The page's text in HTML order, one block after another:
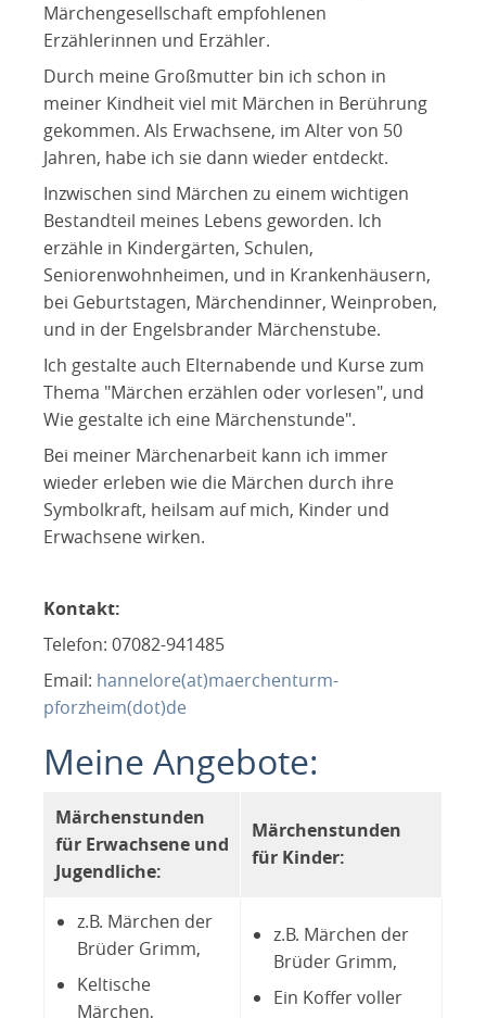
Märchengesellschaft empfohlenen
Erzählerinnen und Erzähler.
Durch meine Großmutter bin ich schon in
meiner Kindheit viel mit Märchen in Berührung
gekommen. Als Erwachsene, im Alter von 50
Jahren, habe ich sie dann wieder entdeckt.
Inzwischen sind Märchen zu einem wichtigen
Bestandteil meines Lebens geworden. Ich
erzähle in Kindergärten, Schulen,
Seniorenwohnheimen, und in Krankenhäusern,
bei Geburtstagen, Märchendinner, Weinproben,
und in der Engelsbrander Märchenstube.
Ich gestalte auch Elternabende und Kurse zum
Thema "Märchen erzählen oder vorlesen", und
Wie gestalte ich eine Märchenstunde".
Bei meiner Märchenarbeit kann ich immer
wieder erleben wie die Märchen durch ihre
Symbolkraft, heilsam auf mich, Kinder und
Erwachsene wirken.
Kontakt:
Telefon: 07082-941485
Email: hannelore(at)maerchenturm-
pforzheim(dot)de
Meine Angebote:
Märchenstunden
für Erwachsene und
Jugendliche:
Märchenstunden
für Kinder:
z.B. Märchen der
Brüder Grimm,
Keltische
Märchen,
z.B. Märchen der
Brüder Grimm,
Ein Koffer voller